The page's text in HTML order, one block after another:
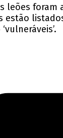
leões foram
estão